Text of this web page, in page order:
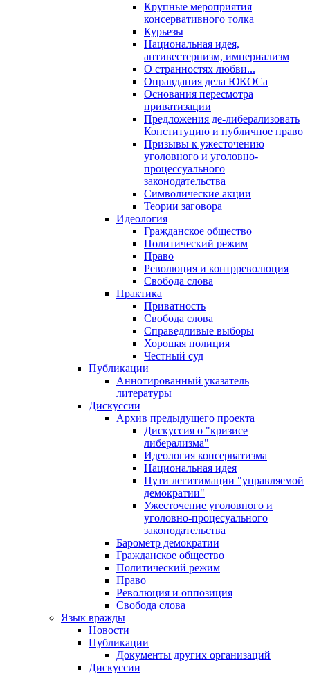
Крупные мероприятия
консервативного толка
Курьезы
Национальная идея,
антивестернизм, империализм
О странностях любви...
Оправдания дела ЮКОСа
Основания пересмотра
приватизации
Предложения де-либерализовать
Конституцию и публичное право
Призывы к ужесточению
уголовного и уголовно-
процессуального
законодательства
Символические акции
Теории заговора
Идеология
Гражданское общество
Политический режим
Право
Революция и контрреволюция
Свобода слова
Практика
Приватность
Свобода слова
Справедливые выборы
Хорошая полиция
Честный суд
Публикации
Аннотированный указатель
литературы
Дискуссии
Архив предыдущего проекта
Дискуссия о "кризисе
либерализма"
Идеология консерватизма
Национальная идея
Пути легитимации "управляемой
демократии"
Ужесточение уголовного и
уголовно-процесуального
законодательства
Барометр демократии
Гражданское общество
Политический режим
Право
Революция и оппозиция
Свобода слова
Язык вражды
Новости
Публикации
Документы других организаций
Дискуссии